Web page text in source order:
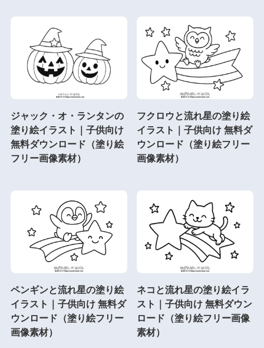
ジャック・オ・ランタンの
塗り絵イラスト｜子供向け
無料ダウンロード（塗り絵
フリー画像素材）
フクロウと流れ星の塗り絵
イラスト｜子供向け 無料ダ
ウンロード（塗り絵フリー
画像素材）
ペンギンと流れ星の塗り絵
イラスト｜子供向け 無料ダ
ウンロード（塗り絵フリー
画像素材）
ネコと流れ星の塗り絵イラ
スト｜子供向け 無料ダウン
ロード（塗り絵フリー画像
素材）